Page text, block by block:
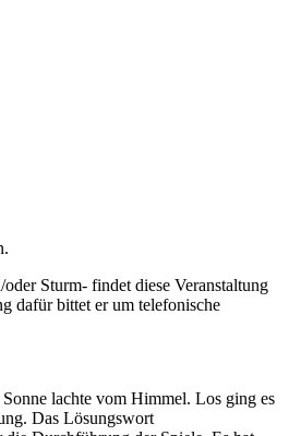
Sturm- findet diese Veranstaltung
dafür bittet er um telefonische
lachte vom Himmel. Los ging es
Das Lösungswort